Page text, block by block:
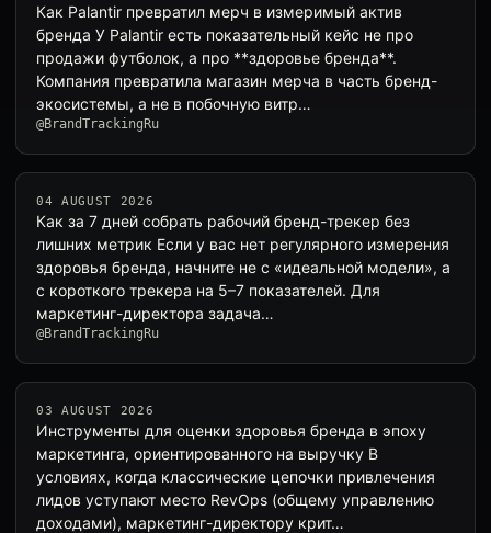
Как Palantir превратил мерч в измеримый актив
бренда У Palantir есть показательный кейс не про
продажи футболок, а про **здоровье бренда**.
Компания превратила магазин мерча в часть бренд-
экосистемы, а не в побочную витр…
@BrandTrackingRu
04 AUGUST 2026
Как за 7 дней собрать рабочий бренд-трекер без
лишних метрик Если у вас нет регулярного измерения
здоровья бренда, начните не с «идеальной модели», а
с короткого трекера на 5–7 показателей. Для
маркетинг-директора задача…
@BrandTrackingRu
03 AUGUST 2026
Инструменты для оценки здоровья бренда в эпоху
маркетинга, ориентированного на выручку В
условиях, когда классические цепочки привлечения
лидов уступают место RevOps (общему управлению
доходами), маркетинг-директору крит…